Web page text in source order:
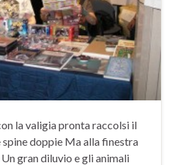
la valigia pronta raccolsi il
doppie Ma alla finestra
gran diluvio e gli animali